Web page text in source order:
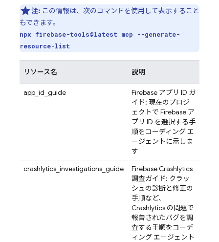
注: この情報は、次のコマンドを使用して表示すること
もできます。
npx firebase-tools@latest mcp --generate-
resource-list
リソース名 説明
app_id_guide
Firebase アプリ ID ガ
イド: 現在のプロジ
ェクトで Firebase ア
プリ ID を選択する手
順をコーディング エ
ージェントに示しま
す
crashlytics_investigations_guide
Firebase Crashlytics
調査ガイド: クラッ
シュの診断と修正の
手順など、
Crashlytics の問題で
報告されたバグを調
査する手順をコーデ
ィング エージェント